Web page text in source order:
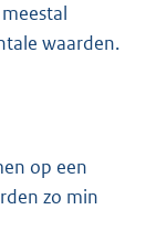
waarden.
op een
zo min